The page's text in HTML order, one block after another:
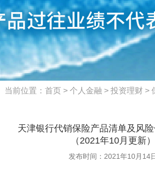
当前位置： 首页> 个人金融 > 投资理财 >
天津银行代销保险产品清单及风
（2021年10月更新）
发布时间：2021年10月14